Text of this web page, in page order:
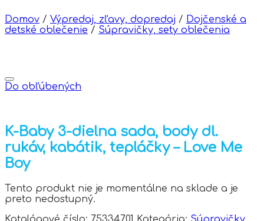
Domov / Výpredaj, zľavy, dopredaj / Dojčenské a
detské oblečenie / Súpravičky, sety oblečenia
Do obľúbených
K-Baby 3-dielna sada, body dl.
rukáv, kabátik, tepláčky – Love Me
Boy
Tento produkt nie je momentálne na sklade a je
preto nedostupný.